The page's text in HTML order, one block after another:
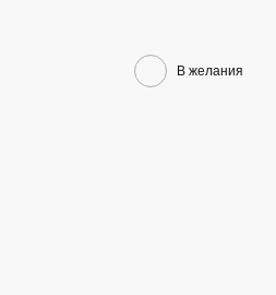
В желания